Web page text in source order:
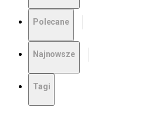
Polecane
Najnowsze
Tagi